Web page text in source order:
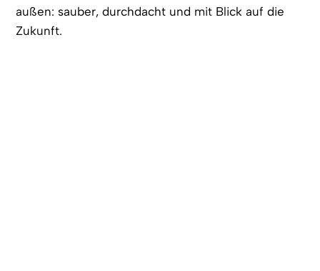
außen: sauber, durchdacht und mit Blick auf die
Zukunft.